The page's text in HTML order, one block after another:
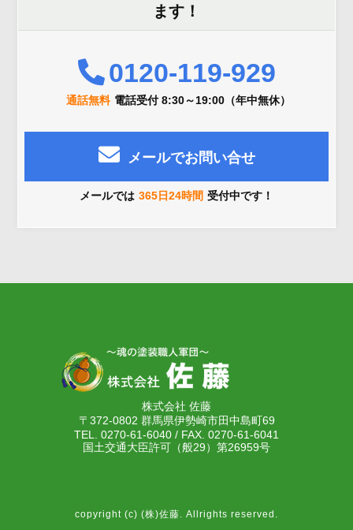
ます！
0120-119-929
通話無料 電話受付 8:30～19:00（年中無休）
メールでお問い合せ
メールでは 365日24時間 受付中です！
株式会社 佐藤
〒372-0802 群馬県伊勢崎市田中島町69
TEL. 0270-61-6040 / FAX. 0270-61-6041
国土交通大臣許可（般29）第26959号
copyright (c) (株)佐藤. Allrights reserved.